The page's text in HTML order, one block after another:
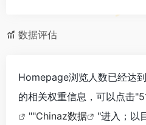
数据评估
Homepage浏览人数已经达
的相关权重信息，可以点击"
""Chinaz数据
"进入；以